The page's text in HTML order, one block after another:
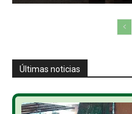
Últimas noticias